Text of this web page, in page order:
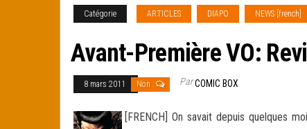
Catégorie ARTICLES DIAPO NEWS [french]
Avant-Première VO:
8 mars 2011 Non ParCOMIC BOX
[FRENCH] On savait depuis quelques